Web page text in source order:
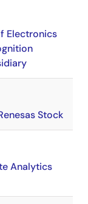
Electronics
Stock
Analytics